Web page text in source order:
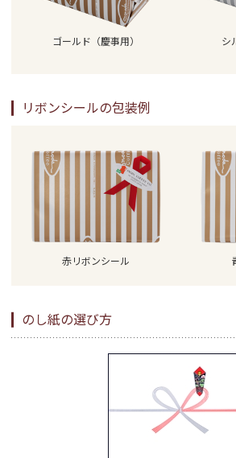
ゴールド（慶事用） シ
リボンシールの包装例
赤リボンシール
のし紙の選び方